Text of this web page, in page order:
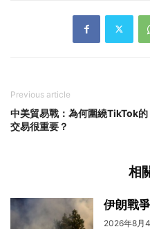
Previous article
中美貿易戰：為何圍繞TikTok的
交易很重要？
相
伊朗戰
2026年8月